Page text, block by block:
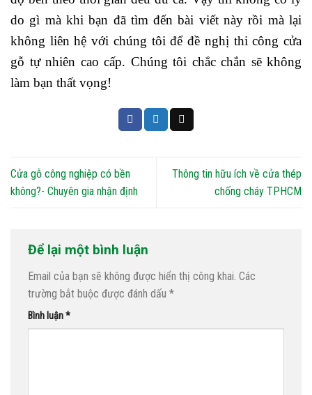
do gì mà khi bạn đã tìm đến bài viết này rồi mà lại
không liên hệ với chúng tôi để đề nghị thi công cửa
gỗ tự nhiên cao cấp. Chúng tôi chắc chắn sẽ không
làm bạn thất vọng!
Cửa gỗ công nghiệp có bền
không?- Chuyên gia nhận định
Thông tin hữu ích về cửa thép
chống cháy TPHCM
Để lại một bình luận
Email của bạn sẽ không được hiển thị công khai. Các
trường bắt buộc được đánh dấu *
Bình luận*